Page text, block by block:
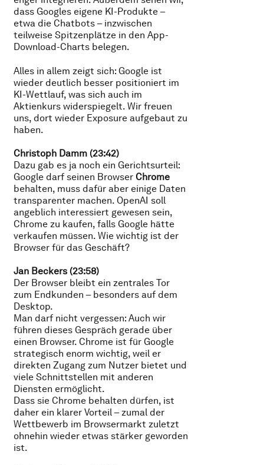
dass Googles eigene KI-Produkte –
etwa die Chatbots – inzwischen
teilweise Spitzenplätze in den App-
Download-Charts belegen.
Alles in allem zeigt sich: Google ist
wieder deutlich besser positioniert im
KI-Wettlauf, was sich auch im
Aktienkurs widerspiegelt. Wir freuen
uns, dort wieder Exposure aufgebaut zu
haben.
Christoph Damm (23:42)
Dazu gab es ja noch ein Gerichtsurteil:
Google darf seinen Browser Chrome
behalten, muss dafür aber einige Daten
transparenter machen. OpenAI soll
angeblich interessiert gewesen sein,
Chrome zu kaufen, falls Google hätte
verkaufen müssen. Wie wichtig ist der
Browser für das Geschäft?
Jan Beckers (23:58)
Der Browser bleibt ein zentrales Tor
zum Endkunden – besonders auf dem
Desktop.
Man darf nicht vergessen: Auch wir
führen dieses Gespräch gerade über
einen Browser. Chrome ist für Google
strategisch enorm wichtig, weil er
direkten Zugang zum Nutzer bietet und
viele Schnittstellen mit anderen
Diensten ermöglicht.
Dass sie Chrome behalten dürfen, ist
daher ein klarer Vorteil – zumal der
Wettbewerb im Browsermarkt zuletzt
ohnehin wieder etwas stärker geworden
ist.